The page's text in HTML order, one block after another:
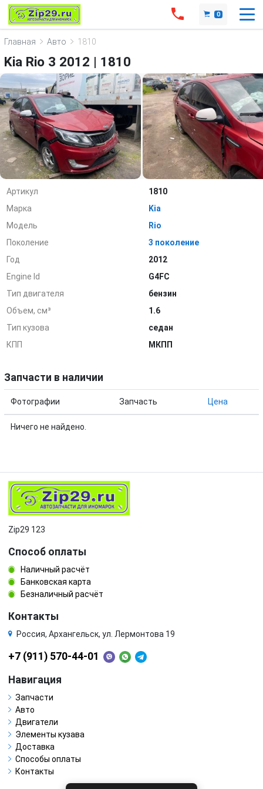
0
Главная Авто 1810
Kia Rio 3 2012 | 1810
Артикул
1810
Марка
Kia
Модель
Rio
Поколение
3 поколение
Год
2012
Engine Id
G4FC
Тип двигателя
бензин
Объем, см³
1.6
Тип кузова
седан
КПП
МКПП
Запчасти в наличии
Фотографии Запчасть Цена
Ничего не найдено.
Zip29 123
Способ оплаты
Наличный расчёт
Банковская карта
Безналичный расчёт
Контакты
Россия, Архангельск, ул. Лермонтова 19
+7 (911) 570-44-01
Навигация
Запчасти
Авто
Двигатели
Элементы кузава
Доставка
Способы оплаты
Контакты